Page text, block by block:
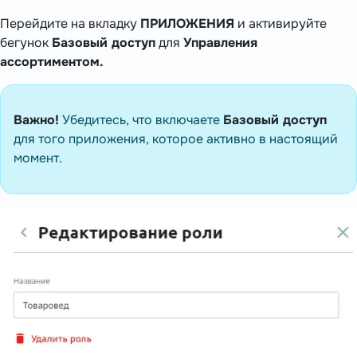
Перейдите на вкладку ПРИЛОЖЕНИЯ и активируйте
бегунок Базовый доступдля Управления
ассортиментом.
Важно! Убедитесь, что включаете Базовый доступ
для того приложения, которое активно в настоящий
момент.